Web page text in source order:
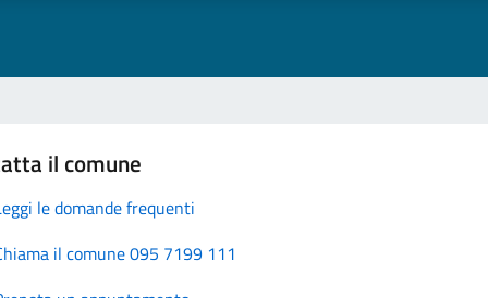
il comune
le domande frequenti
il comune 095 7199 111